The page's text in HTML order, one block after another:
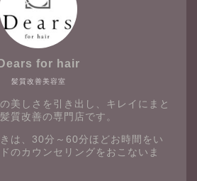
髪質改善美容室
Dears for hair
美しさを引き出し、キレイにまと
質改善の専門店です。
は、30分～60分ほどお時間をい
のカウンセリングをおこないま